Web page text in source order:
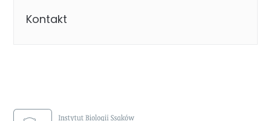
Kontakt